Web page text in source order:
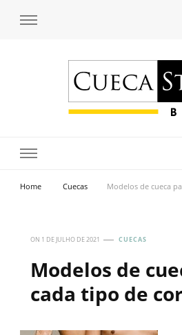
Home Cuecas Modelos de cueca
ON 1 DE JULHO DE 2021 CUECAS
Modelos de
cada tipo de